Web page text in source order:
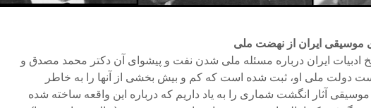
موسیقی ایران از نهضت ملی
ادبیات ایران درباره مسئله ملی شدن نفت و پیشوای آن دکتر محمد مصدق و
دولت ملی او، ثبت شده است که کم و بیش بخشی از آنها را به خاطر
آثار انگشت شماری را به یاد داریم که درباره این واقعه ساخته شده